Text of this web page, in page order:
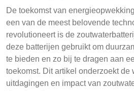
De toekomst van
een van de meest belovende
revolutioneert is de
deze batterijen gebruikt om
te bieden en zo bij te dragen aan
toekomst. Dit artikel onderzoekt de
uitdagingen en impact van